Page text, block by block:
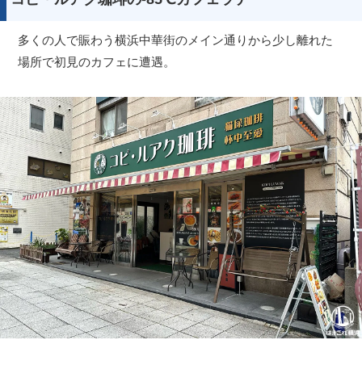
多くの人で賑わう横浜中華街のメイン通りから少し離れた
場所で初見のカフェに遭遇。